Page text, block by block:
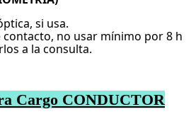
si usa.
contacto, no usar mínimo por 8 h
a la consulta.
Cargo CONDUCTOR